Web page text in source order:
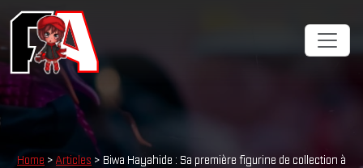
Home > Articles > Biwa Hayahide : Sa première figurine de collection à